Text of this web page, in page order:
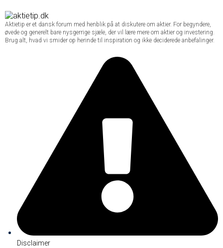
Aktietip er et dansk forum med henblik på at diskutere om aktier. For begyndere,
øvede og generelt bare nysgerrige sjæle, der vil lære mere om aktier og investering.
Brug alt, hvad vi smider op herinde til inspiration og ikke deciderede anbefalinger.
Disclaimer